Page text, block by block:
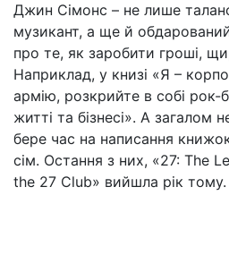
Джин Сімонс – не лише
музикант, а ще й
про те, як заробити гроші,
Наприклад, у книзі «Я –
армію, розкрийте в собі рок-
житті та бізнесі». А загалом
бере час на написання
сім. Остання з них, «27: The
the 27 Club» вийшла рік тому.